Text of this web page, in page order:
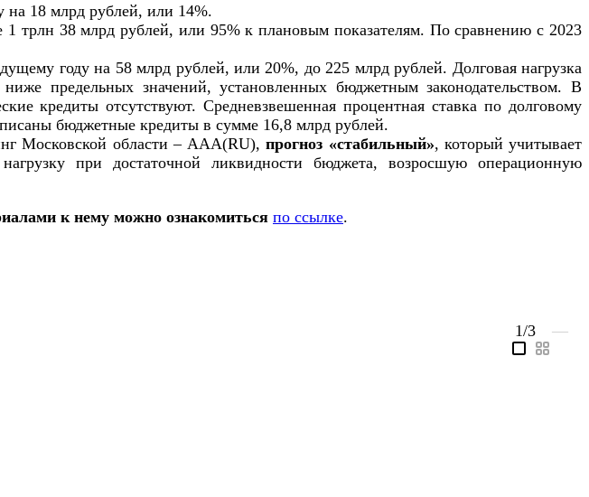
на 18 млрд рублей, или 14%.
трлн 38 млрд рублей, или 95% к плановым показателям. По сравнению с 2023
году на 58 млрд рублей, или 20%, до 225 млрд рублей. Долговая нагрузка
предельных значений, установленных бюджетным законодательством. В
кредиты отсутствуют. Средневзвешенная процентная ставка по долговому
бюджетные кредиты в сумме 16,8 млрд рублей.
Московской области – ААА(RU),прогноз «стабильный», который учитывает
при достаточной ликвидности бюджета, возросшую операционную
к нему можно ознакомиться по ссылке.
1/3 —